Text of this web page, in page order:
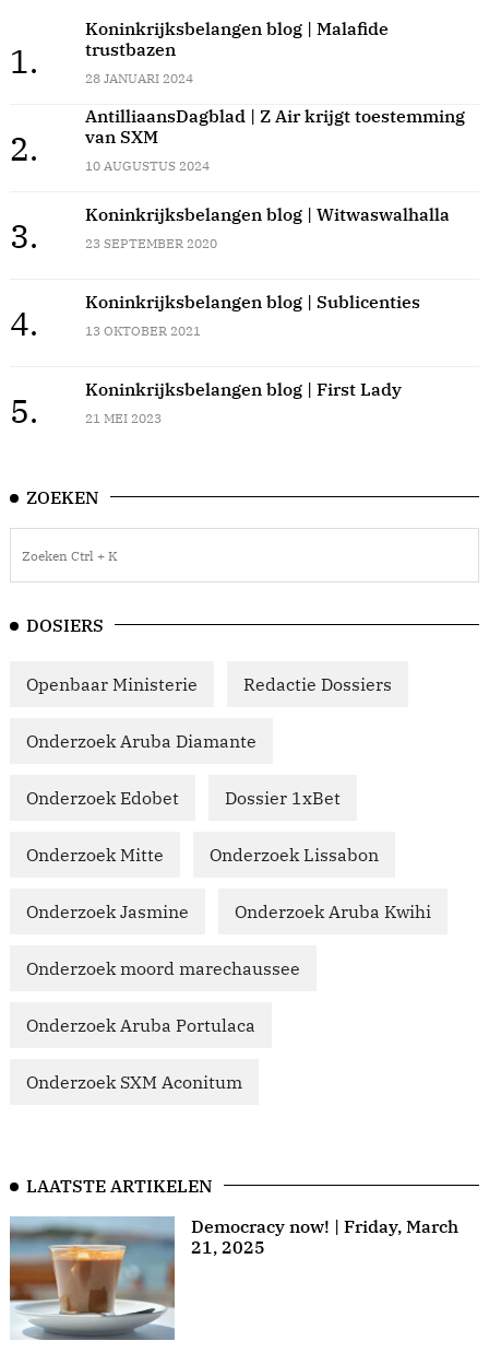
1.
Koninkrijksbelangen blog | Malafide
trustbazen
28 JANUARI 2024
2.
AntilliaansDagblad | Z Air krijgt toestemming
van SXM
10 AUGUSTUS 2024
3.
Koninkrijksbelangen blog | Witwaswalhalla
23 SEPTEMBER 2020
4.
Koninkrijksbelangen blog | Sublicenties
13 OKTOBER 2021
5.
Koninkrijksbelangen blog | First Lady
21 MEI 2023
ZOEKEN
DOSIERS
Openbaar Ministerie Redactie Dossiers
Onderzoek Aruba Diamante
Onderzoek Edobet Dossier 1xBet
Onderzoek Mitte Onderzoek Lissabon
Onderzoek Jasmine Onderzoek Aruba Kwihi
Onderzoek moord marechaussee
Onderzoek Aruba Portulaca
Onderzoek SXM Aconitum
LAATSTE ARTIKELEN
Democracy now! | Friday, March
21, 2025